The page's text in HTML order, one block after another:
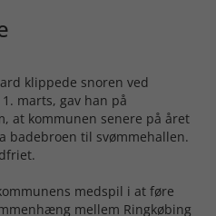
klippede snoren ved
marts, gav han på
at kommunen senere på året
badebroen til svømmehallen.
medspil i at føre
mellem Ringkøbing